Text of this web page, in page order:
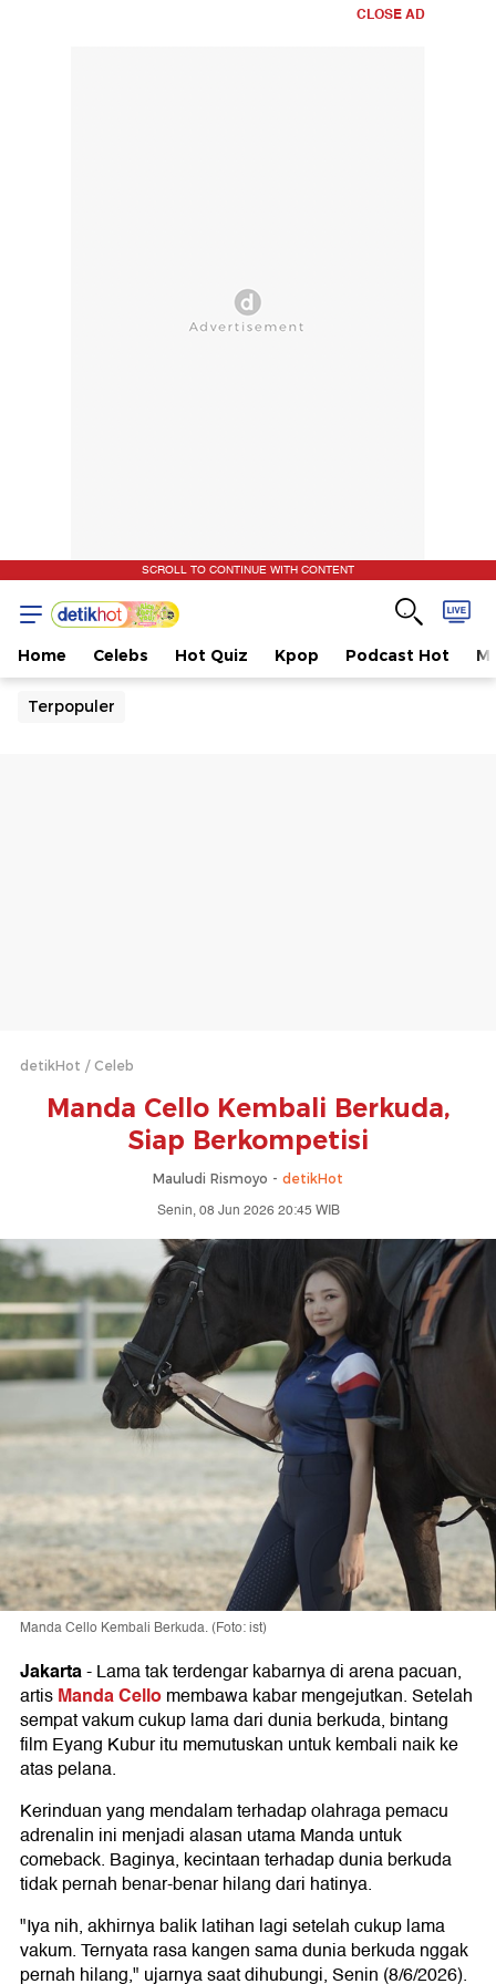
CLOSE AD
SCROLL TO CONTINUE WITH CONTENT
Home Celebs Hot Quiz Kpop Podcast Hot
Terpopuler
detikHot Celeb
Manda Cello Kembali Berkuda,
Siap Berkompetisi
Mauludi Rismoyo - detikHot
Senin, 08 Jun 2026 20:45 WIB
Manda Cello Kembali Berkuda. (Foto: ist)
Jakarta-Lama tak terdengar kabarnya di arena pacuan,
artisManda Cellomembawa kabar mengejutkan. Setelah
sempat vakum cukup lama dari dunia berkuda, bintang
film Eyang Kubur itu memutuskan untuk kembali naik ke
atas pelana.
Kerinduan yang mendalam terhadap olahraga pemacu
adrenalin ini menjadi alasan utama Manda untuk
comeback. Baginya, kecintaan terhadap dunia berkuda
tidak pernah benar-benar hilang dari hatinya.
"Iya nih, akhirnya balik latihan lagi setelah cukup lama
vakum. Ternyata rasa kangen sama dunia berkuda nggak
pernah hilang," ujarnya saat dihubungi, Senin (8/6/2026).